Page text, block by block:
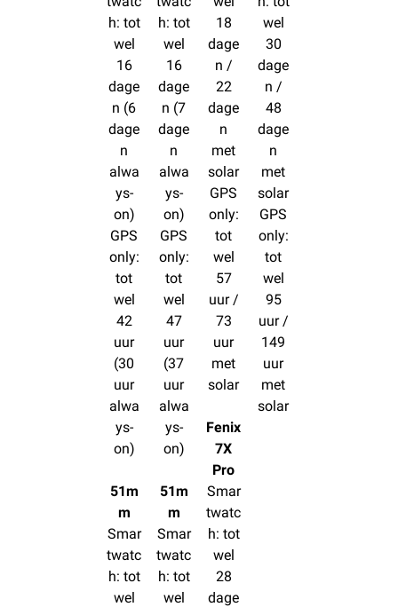
h: tot
wel
16
dage
n (6
dage
n
alwa
ys-
on)
GPS
only:
tot
wel
42
uur
(30
uur
alwa
ys-
on)
51m
m
Smar
twatc
h: tot
wel
h: tot
wel
16
dage
n (7
dage
n
alwa
ys-
on)
GPS
only:
tot
wel
47
uur
(37
uur
alwa
ys-
on)
51m
m
Smar
twatc
h: tot
wel
18
dage
n /
22
dage
n
met
solar
GPS
only:
tot
wel
57
uur /
73
uur
met
solar
Fenix
7X
Pro
Smar
twatc
h: tot
wel
28
dage
wel
30
dage
n /
48
dage
n
met
solar
GPS
only:
tot
wel
95
uur /
149
uur
met
solar